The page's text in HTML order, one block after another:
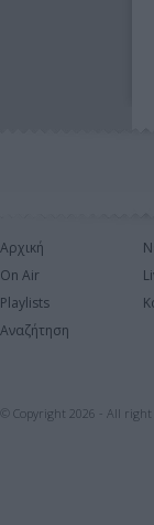
Αρχική
On Air
Playlists
Αναζήτηση
© Copyright 2026 - All right